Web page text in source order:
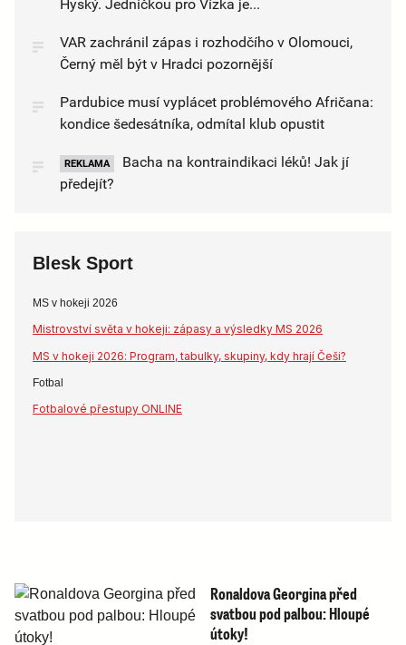
Hyský. Jedničkou pro Vízka je...
VAR zachránil zápas i rozhodčího v Olomouci,
Černý měl být v Hradci pozornější
Pardubice musí vyplácet problémového Afričana:
kondice šedesátníka, odmítal klub opustit
REKLAMA
Bacha na kontraindikaci léků! Jak jí
předejít?
Blesk Sport
MS v hokeji 2026
Mistrovství světa v hokeji: zápasy a výsledky MS 2026
MS v hokeji 2026: Program, tabulky, skupiny, kdy hrají Češi?
Fotbal
Fotbalové přestupy ONLINE
Ronaldova Georgina před
svatbou pod palbou: Hloupé
útoky!